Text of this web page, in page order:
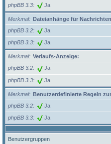
phpBB 3.3 Ja
Merkmal
Dateianhänge für
phpBB 3.2
Ja
phpBB 3.3 Ja
Merkmal
Verlaufs-Anzeige:
phpBB 3.2
Ja
phpBB 3.3 Ja
Merkmal
Benutzerdefinierte Regeln
phpBB 3.2
Ja
phpBB 3.3 Ja
Benutzergruppen